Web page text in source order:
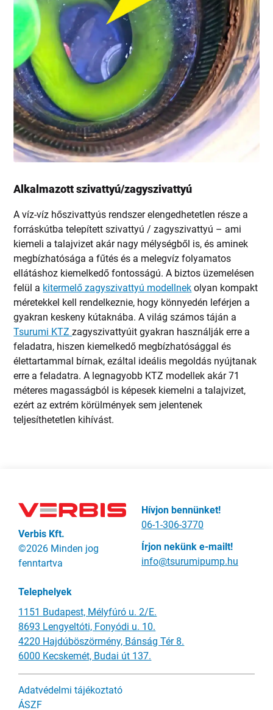
Alkalmazott szivattyú/zagyszivattyú
A víz-víz hőszivattyús rendszer elengedhetetlen része a
forráskútba telepített szivattyú / zagyszivattyú – ami
kiemeli a talajvizet akár nagy mélységből is, és aminek
megbízhatósága a fűtés és a melegvíz folyamatos
ellátáshoz kiemelkedő fontosságú. A biztos üzemelésen
felül a kitermelő zagyszivattyú modellnek olyan kompakt
méretekkel kell rendelkeznie, hogy könnyedén leférjen a
gyakran keskeny kútaknába. A világ számos táján a
Tsurumi KTZzagyszivattyúit gyakran használják erre a
feladatra, hiszen kiemelkedő megbízhatósággal és
élettartammal bírnak, ezáltal ideális megoldás nyújtanak
erre a feladatra. A legnagyobb KTZ modellek akár 71
méteres magasságból is képesek kiemelni a talajvizet,
ezért az extrém körülmények sem jelentenek
teljesíthetetlen kihívást.
Verbis Kft.
©2026 Minden jog
fenntartva
Hívjon bennünket!
06-1-306-3770
Írjon nekünk e-mailt!
info@tsurumipump.hu
Telephelyek
1151 Budapest, Mélyfúró u. 2/E.
8693 Lengyeltóti, Fonyódi u. 10.
4220 Hajdúböszörmény, Bánság Tér 8.
6000 Kecskemét, Budai út 137.
Adatvédelmi tájékoztató
ÁSZF